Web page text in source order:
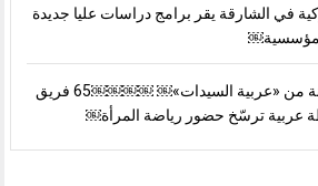
في الشارقة يقر برامج دراسات عليا جديدة
الشارقة تختتم النسخة الثامنة من «عربية السيدات»￼ ￼￼￼￼65 فريق